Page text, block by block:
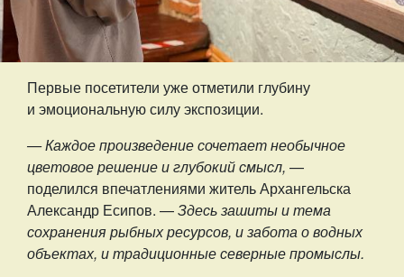
Первые посетители уже отметили глубину
и эмоциональную силу экспозиции.
— Каждое произведение сочетает необычное
цветовое решение и глубокий смысл, —
поделился впечатлениями житель Архангельска
Александр Есипов. —Здесь зашиты и тема
сохранения рыбных ресурсов, и забота о водных
объектах, и традиционные северные промыслы.